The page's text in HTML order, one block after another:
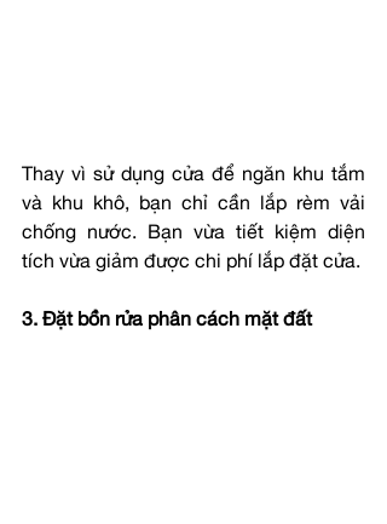
Thay vì sử dụng cửa để ngăn khu tắm
và khu khô, bạn chỉ cần lắp rèm vải
chống nước. Bạn vừa tiết kiệm diện
tích vừa giảm được chi phí lắp đặt cửa.
3. Đặt bồn rửa phân cách mặt đất